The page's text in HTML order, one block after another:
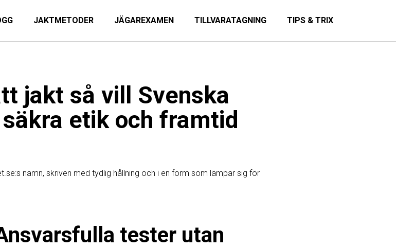
JAKTMETODER JÄGAREXAMEN TILLVARATAGNING TIPS & TRIX
jakt så vill Svenska
etik och framtid
namn, skriven med tydlig hållning och i en form som lämpar sig för
tester utan